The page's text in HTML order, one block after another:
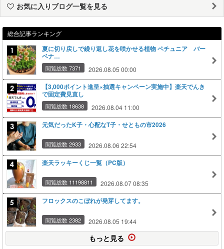
お気に入りブログ一覧を見る
総合記事ランキング
夏に切り戻しで繰り返し花を咲かせる植物 ペチュニア バー
ベナ…
閲覧総数 7371 2026.08.05 00:00
【3,000ポイント進呈×抽選キャンペーン実施中】楽天でんき
で固定費見直し
閲覧総数 18638 2026.08.04 11:00
元気だったK子・心配なT子・せともの市2026
閲覧総数 2933 2026.08.06 22:54
楽天ラッキーくじ一覧（PC版）
閲覧総数 11198811 2026.08.07 08:35
フロックスのこぼれが発芽してます。
閲覧総数 2382 2026.08.05 19:44
もっと見る